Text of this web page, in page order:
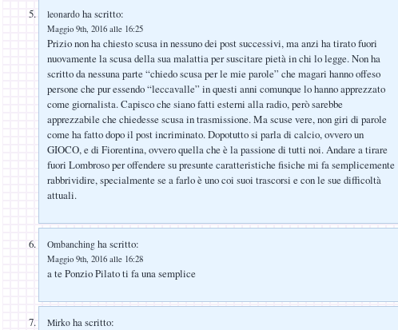
leonardo ha scritto:
Maggio 9th, 2016 alle 16:25
Prizio non ha chiesto scusa in nessuno dei post successivi, ma anzi ha tirato fuori
nuovamente la scusa della sua malattia per suscitare pietà in chi lo legge. Non ha
scritto da nessuna parte “chiedo scusa per le mie parole” che magari hanno offeso
persone che pur essendo “leccavalle” in questi anni comunque lo hanno apprezzato
come giornalista. Capisco che siano fatti esterni alla radio, però sarebbe
apprezzabile che chiedesse scusa in trasmissione. Ma scuse vere, non giri di parole
come ha fatto dopo il post incriminato. Dopotutto si parla di calcio, ovvero un
GIOCO, e di Fiorentina, ovvero quella che è la passione di tutti noi. Andare a tirare
fuori Lombroso per offendere su presunte caratteristiche fisiche mi fa semplicemente
rabbrividire, specialmente se a farlo è uno coi suoi trascorsi e con le sue difficoltà
attuali.
Ombanching ha scritto:
Maggio 9th, 2016 alle 16:28
a te Ponzio Pilato ti fa una semplice
Mirko ha scritto: